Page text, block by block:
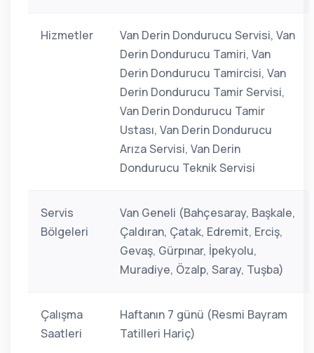
Hizmetler
Van Derin Dondurucu Servisi, Van
Derin Dondurucu Tamiri, Van
Derin Dondurucu Tamircisi, Van
Derin Dondurucu Tamir Servisi,
Van Derin Dondurucu Tamir
Ustası, Van Derin Dondurucu
Arıza Servisi, Van Derin
Dondurucu Teknik Servisi
Servis
Bölgeleri
Van Geneli (Bahçesaray, Başkale,
Çaldıran, Çatak, Edremit, Erciş,
Gevaş, Gürpınar, İpekyolu,
Muradiye, Özalp, Saray, Tuşba)
Çalışma
Saatleri
Haftanın 7 günü (Resmi Bayram
Tatilleri Hariç)